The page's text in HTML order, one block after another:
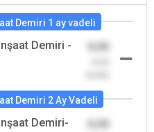
Demiri 1 ay vadeli
Demiri -
Demiri 2 Ay Vadeli
Demiri-